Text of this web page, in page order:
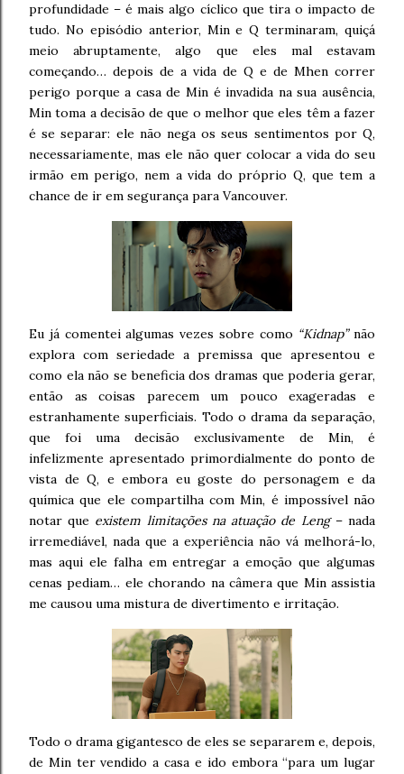
profundidade – é mais algo cíclico que tira o impacto de
tudo. No episódio anterior, Min e Q terminaram, quiçá
meio abruptamente, algo que eles mal estavam
começando… depois de a vida de Q e de Mhen correr
perigo porque a casa de Min é invadida na sua ausência,
Min toma a decisão de que o melhor que eles têm a fazer
é se separar: ele não nega os seus sentimentos por Q,
necessariamente, mas ele não quer colocar a vida do seu
irmão em perigo, nem a vida do próprio Q, que tem a
chance de ir em segurança para Vancouver.
Eu já comentei algumas vezes sobre como “Kidnap”não
explora com seriedade a premissa que apresentou e
como ela não se beneficia dos dramas que poderia gerar,
então as coisas parecem um pouco exageradas e
estranhamente superficiais. Todo o drama da separação,
que foi uma decisão exclusivamente de Min, é
infelizmente apresentado primordialmente do ponto de
vista de Q, e embora eu goste do personagem e da
química que ele compartilha com Min, é impossível não
notar que existem limitações na atuação de Leng– nada
irremediável, nada que a experiência não vá melhorá-lo,
mas aqui ele falha em entregar a emoção que algumas
cenas pediam… ele chorando na câmera que Min assistia
me causou uma mistura de divertimento e irritação.
Todo o drama gigantesco de eles se separarem e, depois,
de Min ter vendido a casa e ido embora “para um lugar